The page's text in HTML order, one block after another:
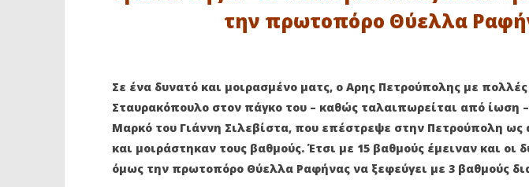
ΔΙΑΒΑΖΕΤΕ ΤΩΡΑ
Ιανουαρίου
2023
Maxitis
Petroupolis
16
Ιανουαρίου
Maxitis
Petroupolis
16
την πρωτοπόρο Θύελλα
Σε ένα δυνατό και μοιρασμένο ματς, ο Αρης Πετρούπολης με
Σταυρακόπουλο στον πάγκο του – καθώς ταλαιπωρείται από ίωση
Μαρκό του Γιάννη Σιλεβίστα, που επέστρεψε στην Πετρούπολη ως
και μοιράστηκαν τους βαθμούς. Έτσι με 15 βαθμούς έμειναν και οι
όμως την πρωτοπόρο Θύελλα Ραφήνας να ξεφεύγει με 3 βαθμούς